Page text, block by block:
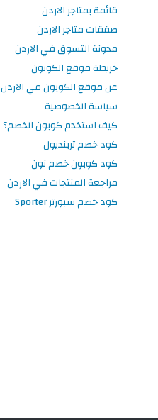
قائمة بمتاجر الاردن
صفقات متاجر الاردن
مدونة التسوق في الاردن
خريطة موقع الكوبون
عن موقع الكوبون في الاردن
سياسة الخصوصية
كيف استخدم كوبون الخصم؟
كود خصم ترينديول
كود كوبون خصم نون
مراجعة المنتجات في الاردن
كود خصم سبورتر Sporter